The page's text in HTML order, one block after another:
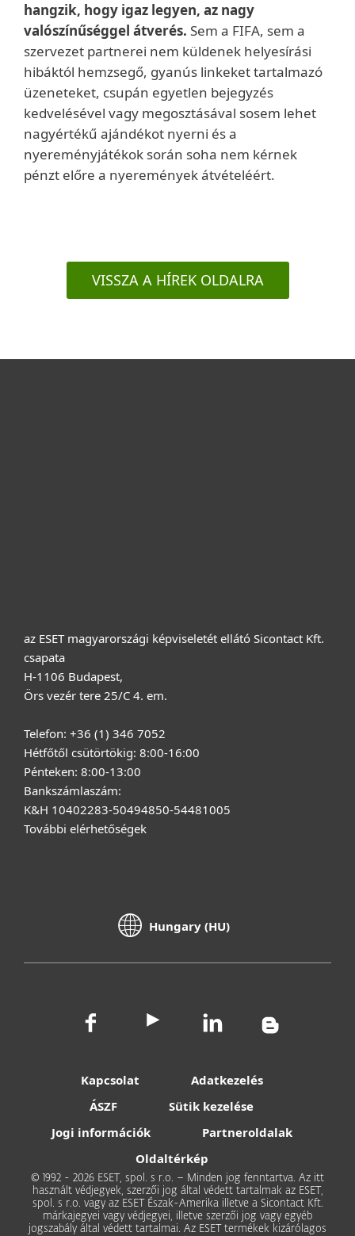
hangzik, hogy igaz legyen, az nagy
valószínűséggel átverés. Sem a FIFA, sem a
szervezet partnerei nem küldenek helyesírási
hibáktól hemzsegő, gyanús linkeket tartalmazó
üzeneteket, csupán egyetlen bejegyzés
kedvelésével vagy megosztásával sosem lehet
nagyértékű ajándékot nyerni és a
nyereményjátékok során soha nem kérnek
pénzt előre a nyeremények átvételéért.
VISSZA A HÍREK OLDALRA
az ESET magyarországi képviseletét ellátó Sicontact Kft.
csapata
H-1106 Budapest,
Örs vezér tere 25/C 4. em.
Telefon: +36 (1) 346 7052
Hétfőtől csütörtökig: 8:00-16:00
Pénteken: 8:00-13:00
Bankszámlaszám:
K&H 10402283-50494850-54481005
További elérhetőségek
Hungary (HU)
Kapcsolat
Adatkezelés
ÁSZF
Sütik kezelése
Jogi információk
Partneroldalak
Oldaltérkép
© 1992 - 2026 ESET, spol. s r.o. – Minden jog fenntartva. Az itt
használt védjegyek, szerzői jog által védett tartalmak az ESET,
spol. s r.o. vagy az ESET Észak-Amerika illetve a Sicontact Kft.
márkajegyei vagy védjegyei, illetve szerzői jog vagy egyéb
jogszabály által védett tartalmai. Az ESET termékek kizárólagos